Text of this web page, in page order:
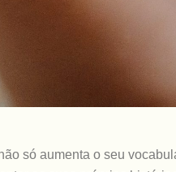
só aumenta o seu